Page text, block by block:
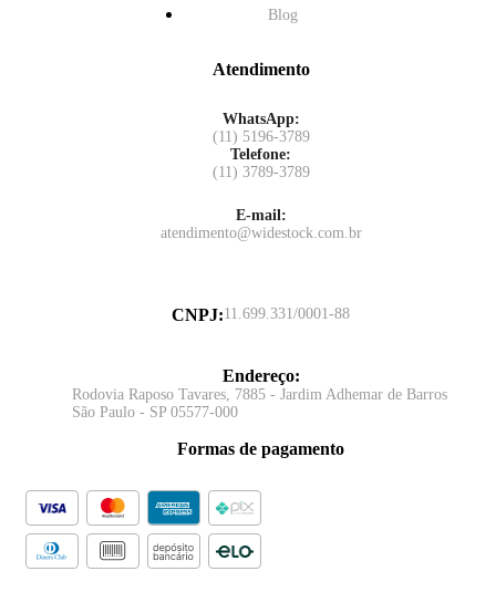
Blog
Atendimento
WhatsApp:
(11) 5196-3789
Telefone:
(11) 3789-3789
E-mail:
atendimento@widestock.com.br
CNPJ:11.699.331/0001-88
Endereço:
Rodovia Raposo Tavares, 7885 - Jardim Adhemar de Barros
São Paulo - SP 05577-000
Formas de pagamento